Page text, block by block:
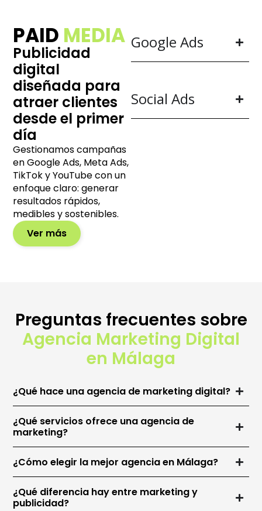
PAID MEDIA
Publicidad
digital
diseñada para
atraer clientes
desde el primer
día
Gestionamos campañas
en Google Ads, Meta Ads,
TikTok y YouTube con un
enfoque claro: generar
resultados rápidos,
medibles y sostenibles.
Ver más
Google Ads
Social Ads
Preguntas frecuentes sobre
Agencia Marketing Digital
en Málaga
¿Qué hace una agencia de marketing digital?
¿Qué servicios ofrece una agencia de
marketing?
¿Cómo elegir la mejor agencia en Málaga?
¿Qué diferencia hay entre marketing y
publicidad?